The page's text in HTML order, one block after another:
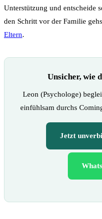
Unterstützung und entscheide
den Schritt vor der Familie
Eltern.
Unsicher, wie
Leon (Psychologe)
einfühlsam durchs
Jetzt